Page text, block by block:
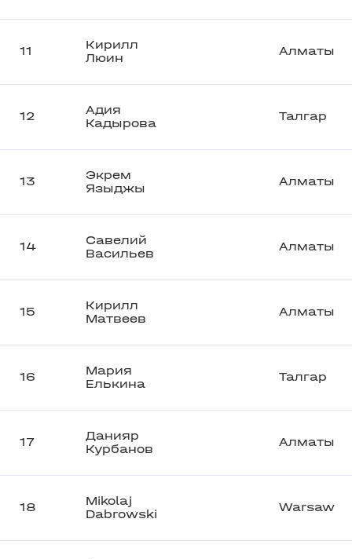
11
Кирилл
Люин
Алматы
12
Адия
Кадырова
Талгар
13
Экрем
Языджы
Алматы
14
Савелий
Васильев
Алматы
15
Кирилл
Матвеев
Алматы
16
Мария
Елькина
Талгар
17
Данияр
Курбанов
Алматы
18
Mikolaj
Dabrowski
Warsaw